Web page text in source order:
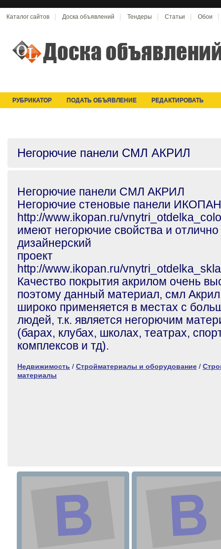
Каталог сайтов Доска объявлений Тендеры Статьи Обои
РУБРИКАТОР ПОДАТЬ ОБЪЯВЛЕНИЕ РЕДАКТИРОВАТЬ
Негорючие панели СМЛ АКРИЛ
Негорючие панели СМЛ АКРИЛ
Негорючие стеновые панели
http://www.ikopan.ru/
имеют негорючие свойства и
дизайнерский
проект
http://www.ikopan.ru/
Качество покрытия акрилом очень
поэтому данный материал, смл
широко применяется в местах с
людей, т.к. является негорючим
(барах, клубах, школах, театрах,
комплексов и тд).
Недвижимость / Стройматериалы и оборудование /
материалы